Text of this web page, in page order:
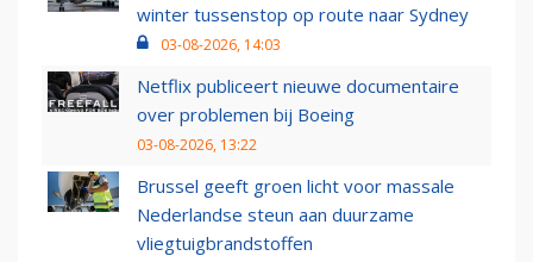
winter tussenstop op route naar Sydney
03-08-2026, 14:03
Netflix publiceert nieuwe documentaire
over problemen bij Boeing
03-08-2026, 13:22
Brussel geeft groen licht voor massale
Nederlandse steun aan duurzame
vliegtuigbrandstoffen